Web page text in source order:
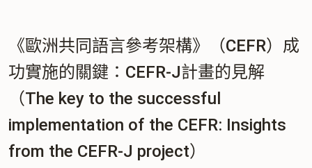
《歐洲共同語言參考架構》（CEFR）成
功實施的關鍵：CEFR-J計畫的見解
（The key to the successful
implementation of the CEFR: Insights
from the CEFR-J project）